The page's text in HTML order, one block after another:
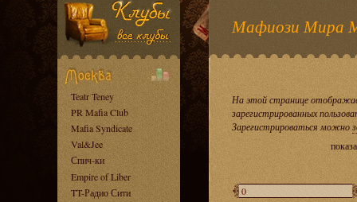
Teatr Teney
PR Mafia Club
Mafia Syndicate
Val&Jee
Спич-ки
Empire of Liber
TT-Радио Сити
Мафиози Мира
На этой странице
зарегистрированных
Зарегистрироваться можно